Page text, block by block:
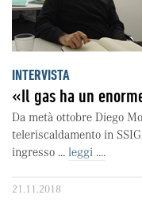
INTERVISTA
«Il gas ha un
Da metà ottobre Diego
teleriscaldamento in
ingresso ... leggi ....
21.11.2018